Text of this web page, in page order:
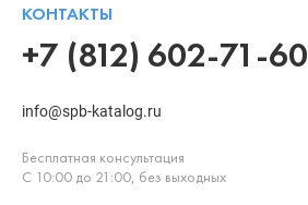
КОНТАКТЫ
+7 (812) 602-71-60
info@spb-katalog.ru
Бесплатная консультация
С 10:00 до 21:00, без выходных